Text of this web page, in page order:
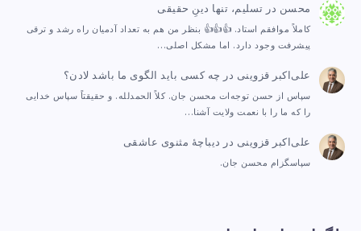
محسن در تسلیم، تنها دینِ حقیقی
کاملاً موافقم استاد. 👍👍👍 بنظر من هم به تعداد آدمیان راه رشد و ترقی
پیشرفت وجود دارد. اما مشکل اصلی…
علی‌اکبر قزوینی در چه کسی باید الگوی ما باشد لادن؟
سپاس از حسن توجه‌ات محسن جان. کلاً الحمدلله. و حقیقتاً سپاس خدایی
را که ما را با نعمت ولایت آشنا…
علی‌اکبر قزوینی در دیباچهٔ مثنوی عاشقی
سپاسگزام محسن جان.